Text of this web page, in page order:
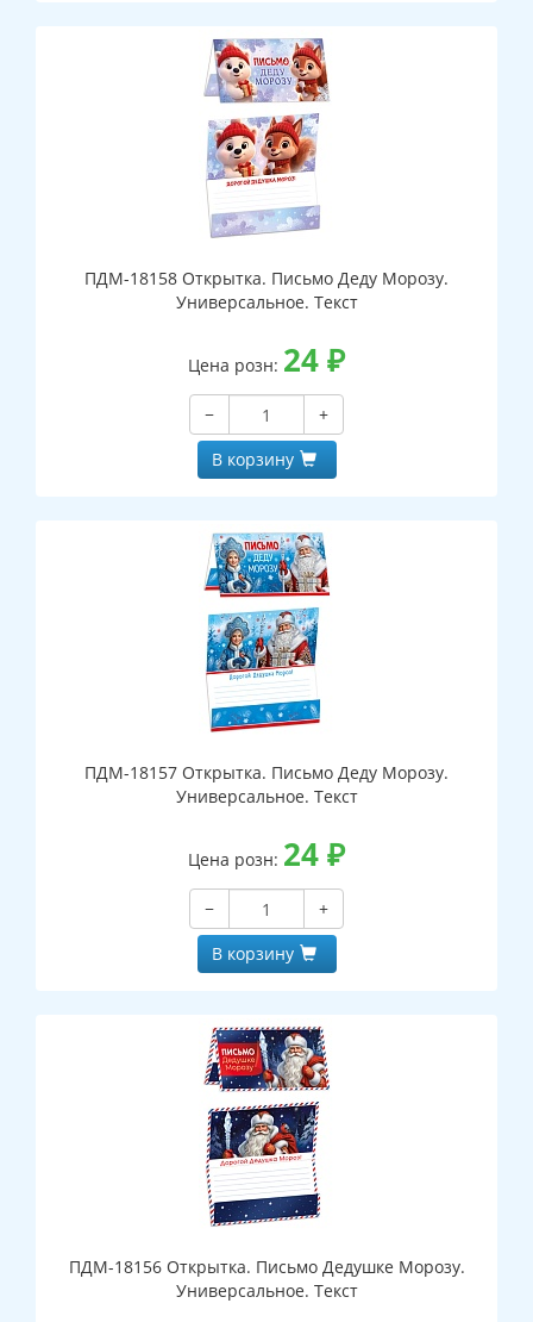
ПДМ-18158 Открытка. Письмо Деду Морозу.
Универсальное. Текст
Цена розн: 24₽
−
+
В корзину
ПДМ-18157 Открытка. Письмо Деду Морозу.
Универсальное. Текст
Цена розн: 24₽
−
+
В корзину
ПДМ-18156 Открытка. Письмо Дедушке Морозу.
Универсальное. Текст